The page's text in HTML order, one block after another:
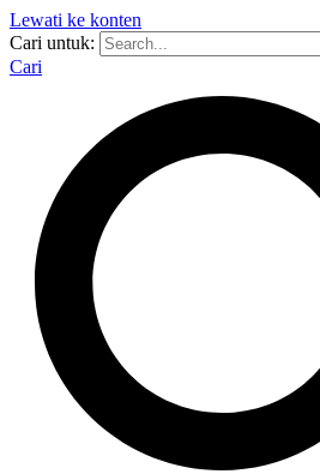
Lewati ke konten
Cari untuk:
Cari